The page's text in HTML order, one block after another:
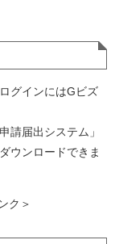
グインにはGビズ
請届出システム」
ウンロードできま
ク＞